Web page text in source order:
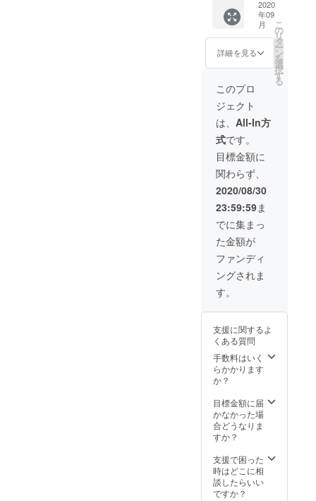
ランド
で生産
される
のミン
クと
クスの
品質を
保証す
る登録
商標の
ブラン
ド名で
す。 ※
商品の
お色は
ご覧に
なるＰ
Ｃ等の
環境に
よって
多少色
合いが
違いま
ていた
だきま
バッグ
の発送
は9月上
旬～9月
中にか
けて順
次発送
す。 ※
リター
ンのご
配送先
は日本
国内に
限る。
※体験の
日程は
プロ
ジェク
ト終了
後の
で調整
します
※商品の
お色は
ご覧に
なるＰ
よって
多少色
合いが
『メー
ル』を
感謝の
気持ち
を込め
ただき
シャ
ルール
の新作
発売や
イベン
ト時に
情報を
『メー
送らせ
ていた
だきま
す ※マ
ルシェ
バッグ
の発送
中にか
けて順
次発送
予定で
す。 ※
リター
は日本
国内に
限る。
ご覧に
なるＰ
Ｃ等の
環境に
Ｓ１点
とＭ2点
とミン
クボン
ボンを
・お礼
のメッ
セージ
を
『メー
ル』を
感謝の
気持ち
を込め
て送ら
せてい
ただき
ます ・
シャ
ルール
の新作
発売や
イベン
『メー
ル』で
送らせ
ていた
だきま
す ※マ
の発送
は9月上
旬～9月
次発送
予定で
す。 ※
リター
点 / 抗菌
Mサイ
ズ１点
・ギフ
トボッ
クス（1
つの箱
にマル
シェ
バッグ
Ｓ１点
とＭ2点
を同封
しま
す） ・
《お越
しにな
れる
方》
シャ
ルール
のアト
リエで
バッグ
チャー
１点/１
アトリ
エは東
京都墨
田区の
株式会
ファー
内にあ
ります
・お礼
セージ
を
『メー
ル』を
バッ
グ
レースS
１点＋
Ｍ１
点 抗
菌S１点
＋ Ｍ１
点 ミ
ンクボ
ンボ
ン
バッグ
チャー
ム作り
体験
ギフト
ボック
ス入り
・マル
シェ
バッ
グ
レース
Ｓサイ
イズ１
Ｓサイ
ズ1点
＋Mサ
イズ１
点 ・
チャー
ムに付
けられ
る“スワ
キー付
きsaga
ミンク
ボンボ
2020
年09
月
詳細を見る
こ
の
リ
タ
ー
ン
を
選
択
す
る
このプロ
ジェクト
は、 All-In方
式です。
目標金額に
関わらず、
2020/08/30
23:59:59ま
でに集まっ
た金額が
ファンディ
ングされま
す。
支援に関するよ
くある質問
手数料はいく
らかかります
か？
目標金額に届
かなかった場
合どうなりま
すか？
支援で困った
時はどこに相
談したらいい
ですか？